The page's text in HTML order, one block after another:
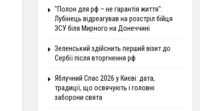
"Полон для рф – не гарантія життя":
Лубінець відреагував на розстріл бійця
ЗСУ біля Мирного на Донеччині
Зеленський здійснить перший візит до
Сербії після вторгнення рф
Яблучний Спас 2026 у Києві: дата,
традиції, що освячують і головні
заборони свята